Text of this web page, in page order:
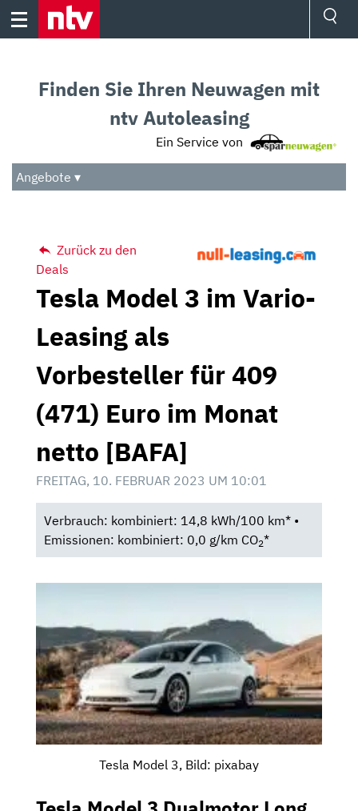
Skip
Audio
Das Beste
Finden Sie Ihren Neuwagen mit
ntv Autoleasing
Ein Service von
Angebote ▾
Zurück zu den
Deals
Tesla Model 3 im Vario-
Leasing als
Vorbesteller für 409
(471) Euro im Monat
netto [BAFA]
FREITAG, 10. FEBRUAR 2023 UM 10:01
Verbrauch: kombiniert: 14,8 kWh/100 km* •
Emissionen: kombiniert: 0,0 g/km CO2*
Tesla Model 3, Bild: pixabay